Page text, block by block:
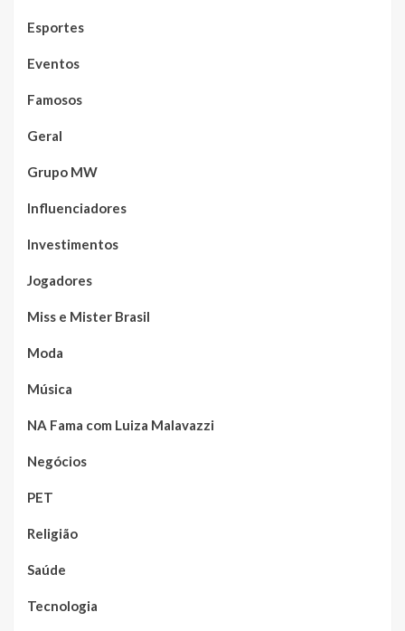
Esportes
Eventos
Famosos
Geral
Grupo MW
Influenciadores
Investimentos
Jogadores
Miss e Mister Brasil
Moda
Música
NA Fama com Luiza Malavazzi
Negócios
PET
Religião
Saúde
Tecnologia